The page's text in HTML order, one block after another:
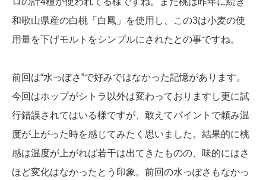
和歌山県産の白桃「白鳳」を使用し、この3は小麦の使
用量を下げモルトをシンプルにされたとの事ですね。
前回は“水っぽさ”で好みではなかった記憶があります。
今回はホップがシトラ以外は変わっておりますし更に試
行錯誤されてはいる様ですが、敢えてパイントで頼み温
度が上がった時を感じてみたく思いました。結果的に桃
感は温度が上がれば若干は出てきたものの、味的にはさ
ほど変化はなかったとう印象。前回の水っぽさもなかっ